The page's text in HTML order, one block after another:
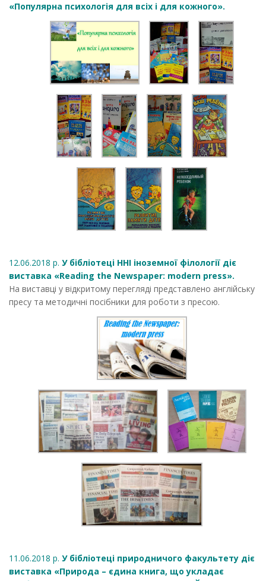
«Популярна психологія для всіх і для кожного».
12.06.2018 р. У бібліотеці ННІ іноземної філології діє
виставка «Reading the Newspaper: modern press».
На виставці у відкритому перегляді представлено англійську
пресу та методичні посібники для роботи з пресою.
11.06.2018 р. У бібліотеці природничого факультету діє
виставка «Природа – єдина книга, що укладає